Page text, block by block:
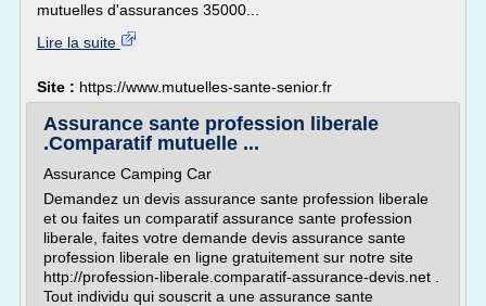
mutuelles d'assurances 35000...
Lire la suite
Site : https://www.mutuelles-sante-senior.fr
Assurance sante profession liberale
.Comparatif mutuelle ...
Assurance Camping Car
Demandez un devis assurance sante profession liberale
et ou faites un comparatif assurance sante profession
liberale, faites votre demande devis assurance sante
profession liberale en ligne gratuitement sur notre site
http://profession-liberale.comparatif-assurance-devis.net .
Tout individu qui souscrit a une assurance sante